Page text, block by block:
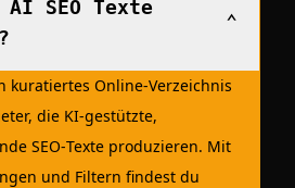
SEO Texte
⌄
kuratiertes Online‑Verzeichnis
die KI‑gestützte,
SEO‑Texte produzieren. Mit
und Filtern findest du